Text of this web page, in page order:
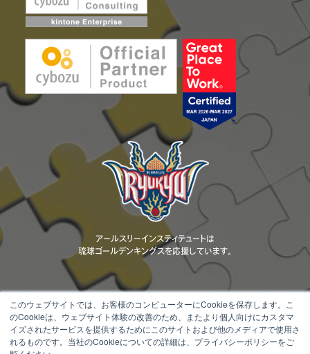
このウェブサイトでは、お客様のコンピューターにCookieを保存します。こ
のCookieは、ウェブサイト体験の改善のため、またより個人向けにカスタマ
イズされたサービスを提供するためにこのサイトおよび他のメディアで使用さ
れるものです。当社のCookieについての詳細は、プライバシーポリシーをご
アールスリーインスティテュートは
琉球ゴールデンキングスを応援しています。
当ウェブサイトに掲載されているコンテンツ（文章、画像、動画、ロゴ、デザ
イン等）の著作権は、当社または正当な権利者に帰属します。 無断転載・
複製・改変・配布等を固く禁じます。